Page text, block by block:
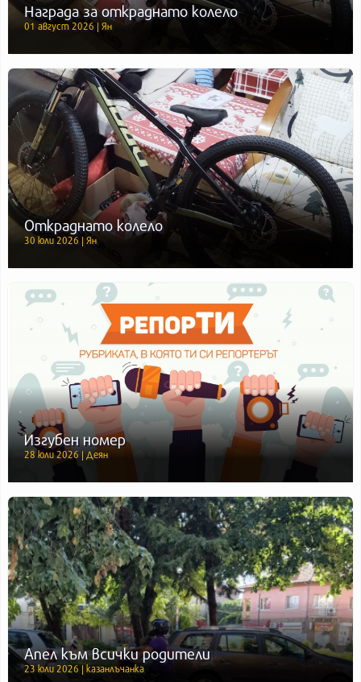
Награда за откраднато колело
01 август 2026 | Ян
Откраднато колело
30 юли 2026 | Ян
Изгубен номер
28 юли 2026 | Деян
Апел към всички родители
23 юли 2026 | казанлъчанка